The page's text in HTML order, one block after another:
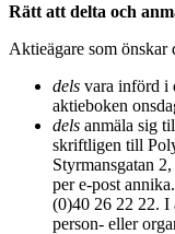
Rätt att delta och
Aktieägare som önskar
dels vara införd i
aktieboken
dels anmäla sig
skriftligen till
Styrmansgatan
per e-post
(0)40 26 22 22. I
person- eller